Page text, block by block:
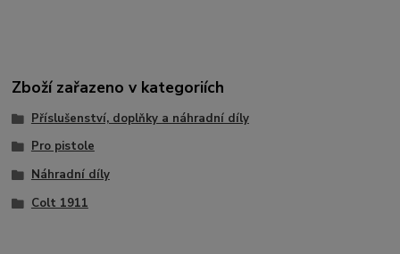
Zboží zařazeno v kategoriích
Příslušenství, doplňky a náhradní díly
Pro pistole
Náhradní díly
Colt 1911